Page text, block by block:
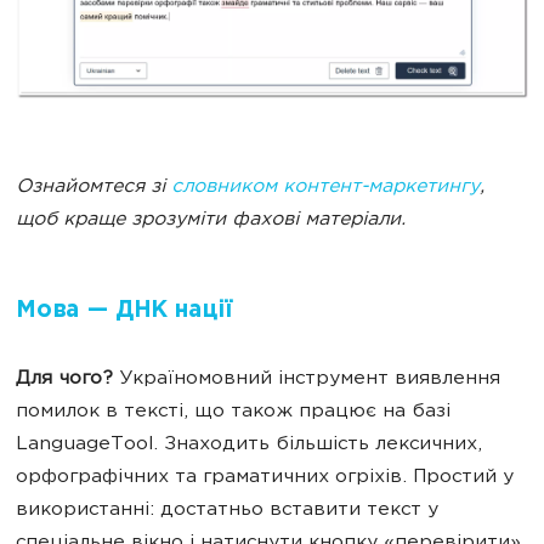
Ознайомтеся зі словником контент-маркетингу,
щоб краще зрозуміти фахові матеріали.
Мова — ДНК нації
Для чого? Україномовний інструмент виявлення
помилок в тексті, що також працює на базі
LanguageTool. Знаходить більшість лексичних,
орфографічних та граматичних огріхів. Простий у
використанні: достатньо вставити текст у